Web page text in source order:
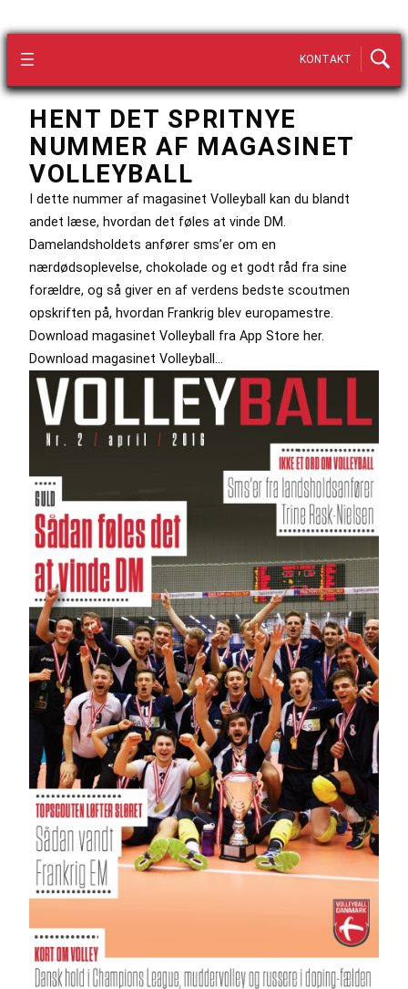
KONTAKT
HENT DET SPRITNYE
NUMMER AF MAGASINET
VOLLEYBALL
I dette nummer af magasinet Volleyball kan du blandt
andet læse, hvordan det føles at vinde DM.
Damelandsholdets anfører sms’er om en
nærdødsoplevelse, chokolade og et godt råd fra sine
forældre, og så giver en af verdens bedste scoutmen
opskriften på, hvordan Frankrig blev europamestre.
Download magasinet Volleyball fra App Store her.
Download magasinet Volleyball…